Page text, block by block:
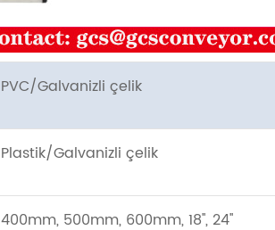
PVC/Galvanizli çelik
Plastik/Galvanizli çelik
400mm, 500mm, 600mm, 18'', 24''